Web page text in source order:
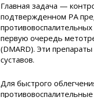
Главная задача —
подтвержденном РА
первую очередь
(DMARD). Эти
суставов.
Для быстрого